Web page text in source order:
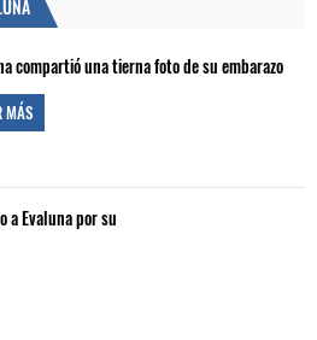
compartió una tierna foto de su embarazo
MÁS
a Evaluna por su